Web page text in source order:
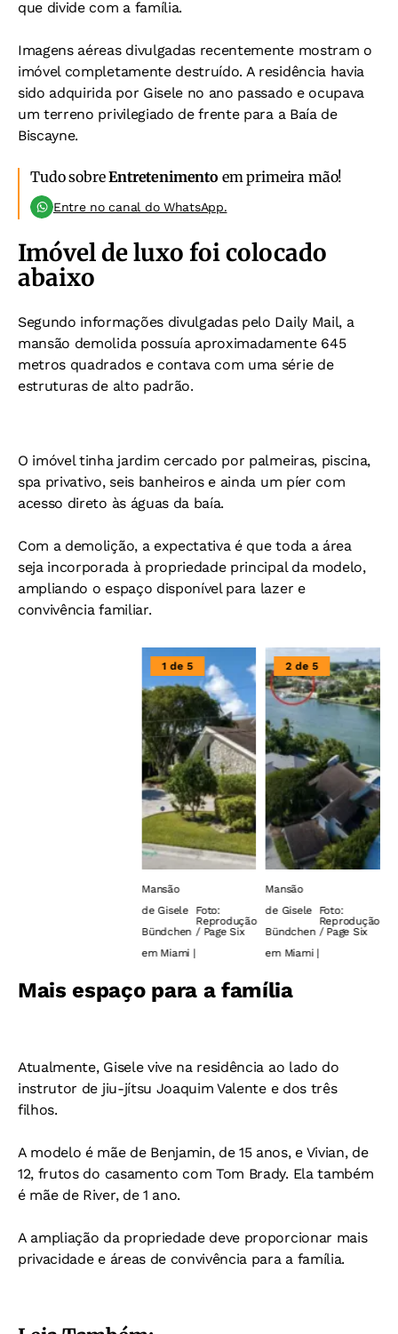
que divide com a família.
Imagens aéreas divulgadas recentemente mostram o
imóvel completamente destruído. A residência havia
sido adquirida por Gisele no ano passado e ocupava
um terreno privilegiado de frente para a Baía de
Biscayne.
Tudo sobreEntretenimento em primeira mão!
Entre no canal do WhatsApp.
Imóvel de luxo foi colocado
abaixo
Segundo informações divulgadas pelo Daily Mail, a
mansão demolida possuía aproximadamente 645
metros quadrados e contava com uma série de
estruturas de alto padrão.
O imóvel tinha jardim cercado por palmeiras, piscina,
spa privativo, seis banheiros e ainda um píer com
acesso direto às águas da baía.
Com a demolição, a expectativa é que toda a área
seja incorporada à propriedade principal da modelo,
ampliando o espaço disponível para lazer e
convivência familiar.
1 de 5
Mansão
de Gisele
Bündchen
em Miami |
Foto:
Reprodução
/ Page Six
2 de 5
Mansão
de Gisele
Bündchen
em Miami |
Foto:
Reprodução
/ Page Six
Mais espaço para a família
Atualmente, Gisele vive na residência ao lado do
instrutor de jiu-jítsu Joaquim Valente e dos três
filhos.
A modelo é mãe de Benjamin, de 15 anos, e Vivian, de
12, frutos do casamento com Tom Brady. Ela também
é mãe de River, de 1 ano.
A ampliação da propriedade deve proporcionar mais
privacidade e áreas de convivência para a família.